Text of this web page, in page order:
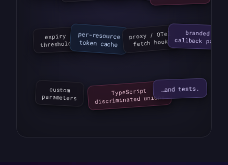
expiry
threshold
per-resource
token cache
proxy / OTel
fetch hook
branded
callback page
parameters
TypeScript
discriminated unions
…and tests.